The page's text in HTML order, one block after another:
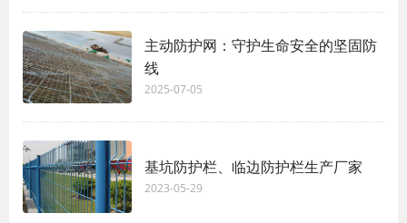
主动防护网：守护生命安全的坚固防
线
2025-07-05
基坑防护栏、临边防护栏生产厂家
2023-05-29